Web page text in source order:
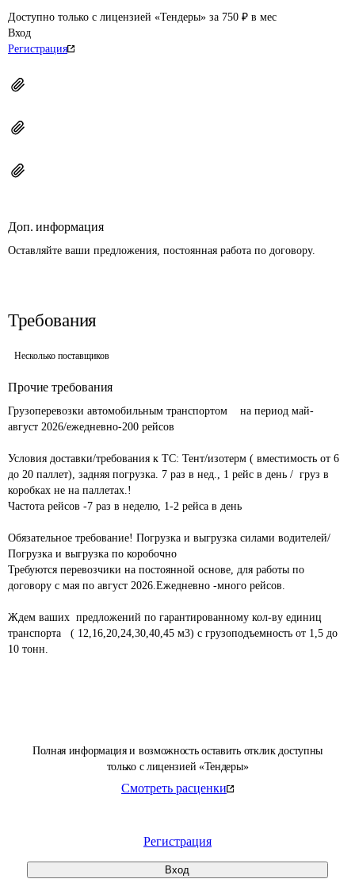
Полная информация и возможность оставить отклик доступны
только с лицензией «Тендеры»
Смотреть расценки
Регистрация
Вход
Доступно только с лицензией «Тендеры» за 750 ₽ в мес
Вход
Регистрация
Доп. информация
Оставляйте ваши предложения, постоянная работа по договору.
Требования
Несколько поставщиков
Прочие требования
Грузоперевозки автомобильным транспортом    на период май-
август 2026/ежедневно-200 рейсов
Условия доставки/требования к ТС: Тент/изотерм ( вместимость от 6
до 20 паллет), задняя погрузка. 7 раз в нед., 1 рейс в день /  груз в
коробках не на паллетах.!
Частота рейсов -7 раз в неделю, 1-2 рейса в день
Обязательное требование! Погрузка и выгрузка силами водителей/
Погрузка и выгрузка по коробочно
Требуются перевозчики на постоянной основе, для работы по
договору с мая по август 2026.Ежедневно -много рейсов.
Ждем ваших  предложений по гарантированному кол-ву единиц
транспорта   ( 12,16,20,24,30,40,45 м3) с грузоподъемность от 1,5 до
10 тонн.